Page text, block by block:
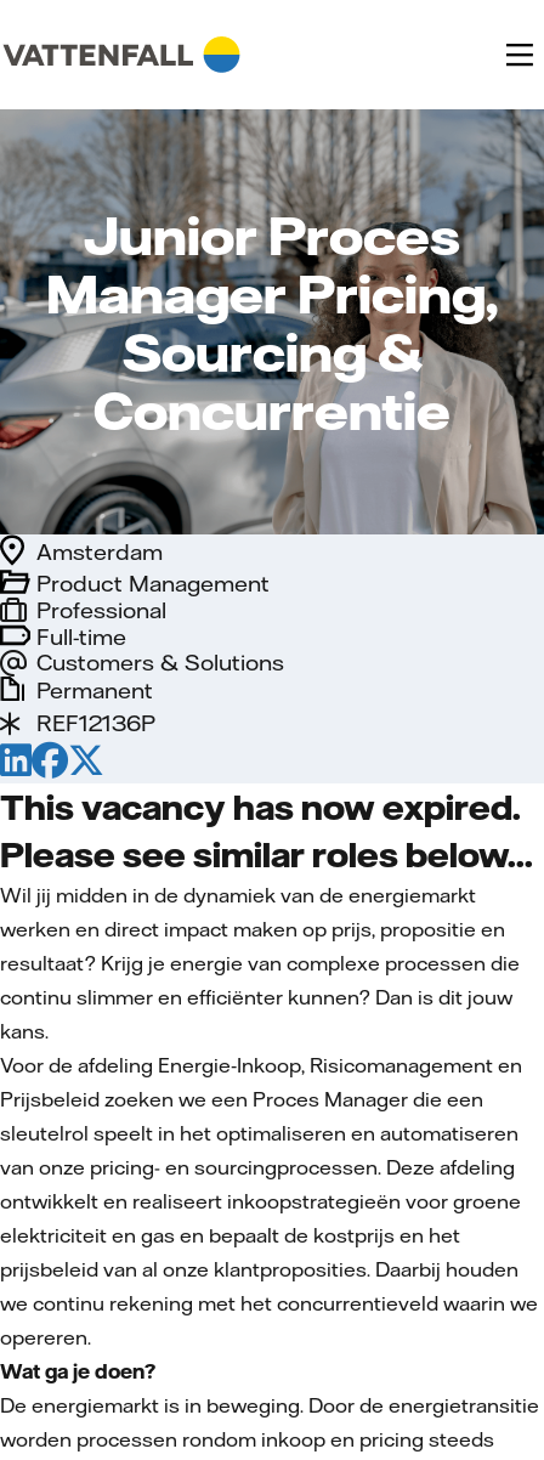
Junior Proces
Manager Pricing,
Sourcing &
Concurrentie
Full-time
Customers & Solutions
Product Management
Amsterdam
Professional
Permanent
REF12136P
This vacancy has now expired.
Please see similar roles below...
Wil jij midden in de dynamiek van de energiemarkt
werken en direct impact maken op prijs, propositie en
resultaat? Krijg je energie van complexe processen die
continu slimmer en efficiënter kunnen? Dan is dit jouw
kans.
Voor de afdeling Energie‑Inkoop, Risicomanagement en
Prijsbeleid zoeken we een Proces Manager die een
sleutelrol speelt in het optimaliseren en automatiseren
van onze pricing- en sourcingprocessen. Deze afdeling
ontwikkelt en realiseert inkoopstrategieën voor groene
elektriciteit en gas en bepaalt de kostprijs en het
prijsbeleid van al onze klantproposities. Daarbij houden
we continu rekening met het concurrentieveld waarin we
opereren.
Wat ga je doen?
De energiemarkt is in beweging. Door de energietransitie
worden processen rondom inkoop en pricing steeds